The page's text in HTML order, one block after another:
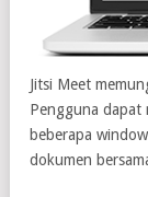
Jitsi Meet
Pengguna dapat
beberapa
dokumen